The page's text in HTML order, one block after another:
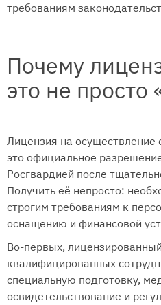
требованиям
Почему
это не просто
Лицензия на осуществление
это официальное
Росгвардией после
Получить её непросто:
строгим требованиям к
оснащению и финансовой
Во-первых,
квалифицированных
специальную подготовку,
освидетельствование и